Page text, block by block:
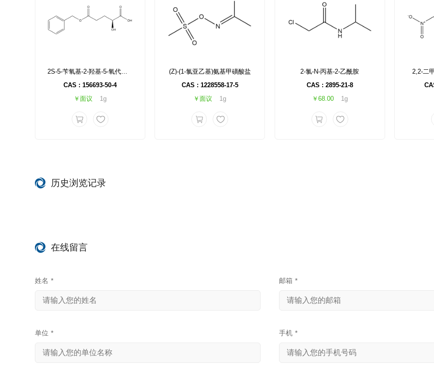
2S-5-苄氧基-2-羟基-5-氧代戊酸
CAS : 156693-50-4
￥面议
1g
(Z)-(1-氯亚乙基)氨基甲磺酸盐
CAS : 1228558-17-5
￥面议
1g
2-氯-N-丙基-2-乙酰胺
CAS : 2895-21-8
￥68.00
1g
2,2-二
历史浏览记录
在线留言
姓名 * 邮箱 *
单位 * 手机 *